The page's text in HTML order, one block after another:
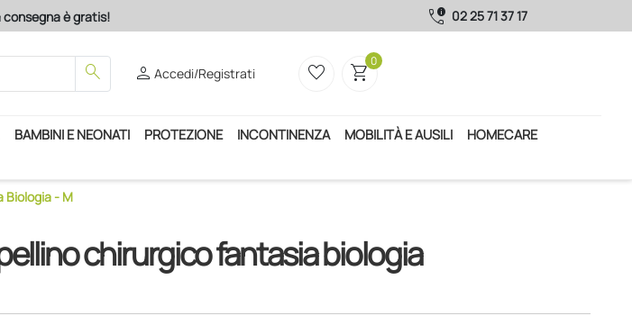
consegna è gratis! call_quality 02 25 71 37 17
search personAccedi/Registrati favorite_border shopping_cart0
BAMBINI E NEONATI PROTEZIONE INCONTINENZA MOBILITÀ E AUSILI
HOMECARE
Biologia - M
chirurgico fantasia biologia